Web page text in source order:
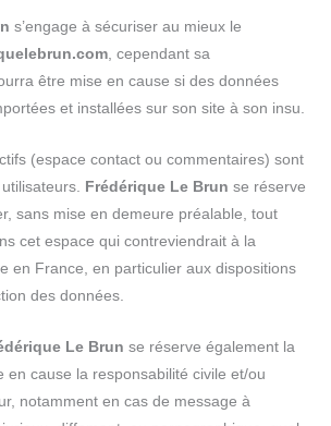
s’engage à sécuriser au mieux le
, cependant sa
être mise en cause si des données
et installées sur son site à son insu.
(espace contact ou commentaires) sont
Frédérique Le Brun se réserve
sans mise en demeure préalable, tout
cet espace qui contreviendrait à la
en France, en particulier aux dispositions
des données.
Le Brun se réserve également la
en cause la responsabilité civile et/ou
notamment en cas de message à